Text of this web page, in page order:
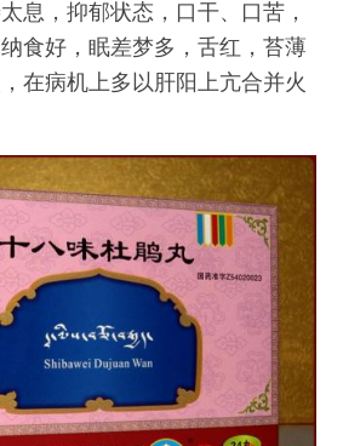
息，抑郁状态，口干、口苦，
食好，眠差梦多，舌红，苔薄
在病机上多以肝阳上亢合并火